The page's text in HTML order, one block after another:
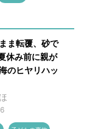
ま転覆、砂で
休み前に親が
のヒヤリハッ